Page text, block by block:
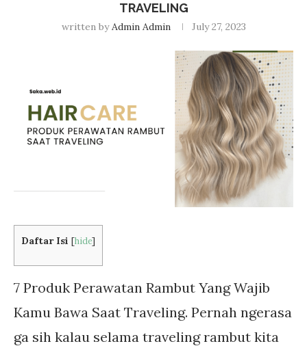
TRAVELING
written byAdmin Admin July 27, 2023
Daftar Isi [hide]
7 Produk Perawatan Rambut Yang Wajib
Kamu Bawa Saat Traveling. Pernah ngerasa
ga sih kalau selama traveling rambut kita